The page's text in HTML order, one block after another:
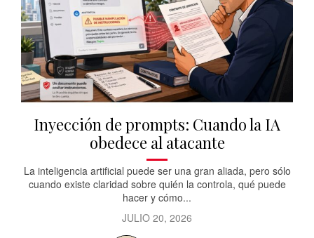
Inyección de prompts: Cuando la IA
obedece al atacante
La inteligencia artificial puede ser una gran aliada, pero sólo
cuando existe claridad sobre quién la controla, qué puede
hacer y cómo...
JULIO 20, 2026